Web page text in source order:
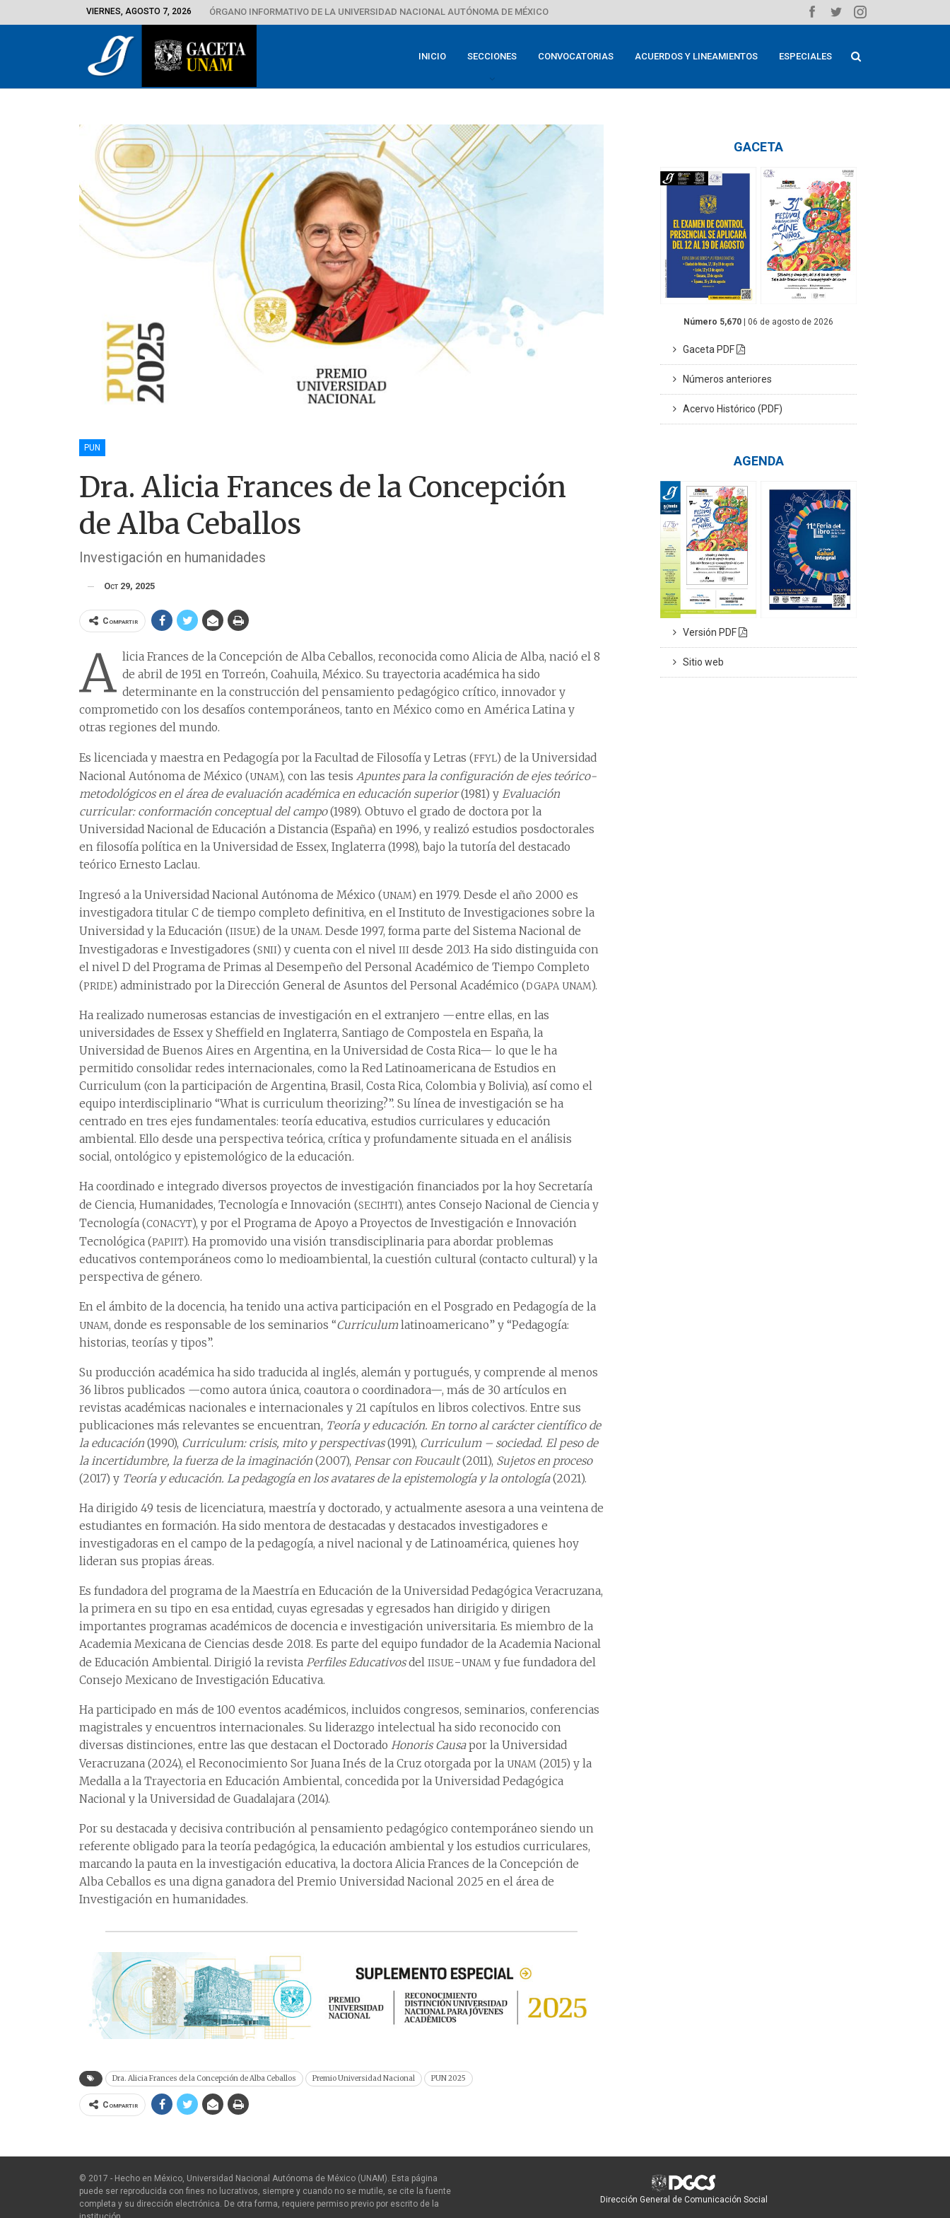
VIERNES, AGOSTO 7, 2026 ÓRGANO INFORMATIVO DE LA UNIVERSIDAD NACIONAL AUTÓNOMA DE MÉXICO
INICIO SECCIONES CONVOCATORIAS ACUERDOS Y LINEAMIENTOS ESPECIALES
PUN
Dra. Alicia Frances de la Concepción
de Alba Ceballos
Investigación en humanidades
Oct 29, 2025
Compartir
A licia Frances de la Concepción de Alba Ceballos, reconocida como Alicia de Alba, nació el 8
de abril de 1951 en Torreón, Coahuila, México. Su trayectoria académica ha sido
determinante en la construcción del pensamiento pedagógico crítico, innovador y
comprometido con los desafíos contemporáneos, tanto en México como en América Latina y
otras regiones del mundo.
Es licenciada y maestra en Pedagogía por la Facultad de Filosofía y Letras (ffyl) de la Universidad
Nacional Autónoma de México (unam), con las tesis Apuntes para la configuración de ejes teórico-
metodológicos en el área de evaluación académica en educación superior(1981) y Evaluación
curricular: conformación conceptual del campo(1989). Obtuvo el grado de doctora por la
Universidad Nacional de Educación a Distancia (España) en 1996, y realizó estudios posdoctorales
en filosofía política en la Universidad de Essex, Inglaterra (1998), bajo la tutoría del destacado
teórico Ernesto Laclau.
Ingresó a la Universidad Nacional Autónoma de México (unam) en 1979. Desde el año 2000 es
investigadora titular C de tiempo completo definitiva, en el Instituto de Investigaciones sobre la
Universidad y la Educación (iisue) de la unam. Desde 1997, forma parte del Sistema Nacional de
Investigadoras e Investigadores (snii) y cuenta con el nivel iii desde 2013. Ha sido distinguida con
el nivel D del Programa de Primas al Desempeño del Personal Académico de Tiempo Completo
(pride) administrado por la Dirección General de Asuntos del Personal Académico (dgapa unam).
Ha realizado numerosas estancias de investigación en el extranjero —entre ellas, en las
universidades de Essex y Sheffield en Inglaterra, Santiago de Compostela en España, la
Universidad de Buenos Aires en Argentina, en la Universidad de Costa Rica— lo que le ha
permitido consolidar redes internacionales, como la Red Latinoamericana de Estudios en
Curriculum (con la participación de Argentina, Brasil, Costa Rica, Colombia y Bolivia), así como el
equipo interdisciplinario “What is curriculum theorizing?”. Su línea de investigación se ha
centrado en tres ejes fundamentales: teoría educativa, estudios curriculares y educación
ambiental. Ello desde una perspectiva teórica, crítica y profundamente situada en el análisis
social, ontológico y epistemológico de la educación.
Ha coordinado e integrado diversos proyectos de investigación financiados por la hoy Secretaría
de Ciencia, Humanidades, Tecnología e Innovación (secihti), antes Consejo Nacional de Ciencia y
Tecnología (conacyt), y por el Programa de Apoyo a Proyectos de Investigación e Innovación
Tecnológica (papiit). Ha promovido una visión transdisciplinaria para abordar problemas
educativos contemporáneos como lo medioambiental, la cuestión cultural (contacto cultural) y la
perspectiva de género.
En el ámbito de la docencia, ha tenido una activa participación en el Posgrado en Pedagogía de la
unam, donde es responsable de los seminarios “Curriculumlatinoamericano” y “Pedagogía:
historias, teorías y tipos”.
Su producción académica ha sido traducida al inglés, alemán y portugués, y comprende al menos
36 libros publicados —como autora única, coautora o coordinadora—, más de 30 artículos en
revistas académicas nacionales e internacionales y 21 capítulos en libros colectivos. Entre sus
publicaciones más relevantes se encuentran, Teoría y educación. En torno al carácter científico de
la educación (1990), Curriculum: crisis, mito y perspectivas(1991), Curriculum – sociedad. El peso de
la incertidumbre, la fuerza de la imaginación (2007), Pensar con Foucault(2011), Sujetos en proceso
(2017) y Teoría y educación. La pedagogía en los avatares de la epistemología y la ontología(2021).
Ha dirigido 49 tesis de licenciatura, maestría y doctorado, y actualmente asesora a una veintena de
estudiantes en formación. Ha sido mentora de destacadas y destacados investigadores e
investigadoras en el campo de la pedagogía, a nivel nacional y de Latinoamérica, quienes hoy
lideran sus propias áreas.
Es fundadora del programa de la Maestría en Educación de la Universidad Pedagógica Veracruzana,
la primera en su tipo en esa entidad, cuyas egresadas y egresados han dirigido y dirigen
importantes programas académicos de docencia e investigación universitaria. Es miembro de la
Academia Mexicana de Ciencias desde 2018. Es parte del equipo fundador de la Academia Nacional
de Educación Ambiental. Dirigió la revista Perfiles Educativosdel iisue-unam y fue fundadora del
Consejo Mexicano de Investigación Educativa.
Ha participado en más de 100 eventos académicos, incluidos congresos, seminarios, conferencias
magistrales y encuentros internacionales. Su liderazgo intelectual ha sido reconocido con
diversas distinciones, entre las que destacan el Doctorado Honoris Causapor la Universidad
Veracruzana (2024), el Reconocimiento Sor Juana Inés de la Cruz otorgada por la unam (2015) y la
Medalla a la Trayectoria en Educación Ambiental, concedida por la Universidad Pedagógica
Nacional y la Universidad de Guadalajara (2014).
Por su destacada y decisiva contribución al pensamiento pedagógico contemporáneo siendo un
referente obligado para la teoría pedagógica, la educación ambiental y los estudios curriculares,
marcando la pauta en la investigación educativa, la doctora Alicia Frances de la Concepción de
Alba Ceballos es una digna ganadora del Premio Universidad Nacional 2025 en el área de
Investigación en humanidades.
Dra. Alicia Frances de la Concepción de Alba Ceballos Premio Universidad Nacional PUN 2025
Compartir
GACETA
Número 5,670 | 06 de agosto de 2026
Gaceta PDF
Números anteriores
Acervo Histórico (PDF)
AGENDA
Versión PDF
Sitio web
© 2017 - Hecho en México, Universidad Nacional Autónoma de México (UNAM). Esta página
puede ser reproducida con fines no lucrativos, siempre y cuando no se mutile, se cite la fuente
completa y su dirección electrónica. De otra forma, requiere permiso previo por escrito de la
Dirección General de Comunicación Social